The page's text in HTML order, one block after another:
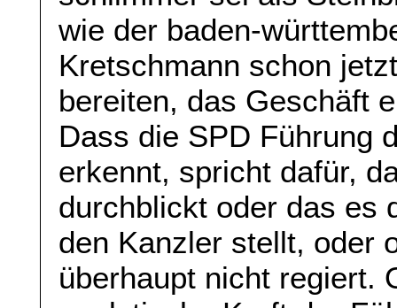
wie der baden-
Kretschmann schon
bereiten, das Geschäft
Dass die SPD Führung
erkennt, spricht dafür,
durchblickt oder das es
den Kanzler stellt, oder
überhaupt nicht regiert.